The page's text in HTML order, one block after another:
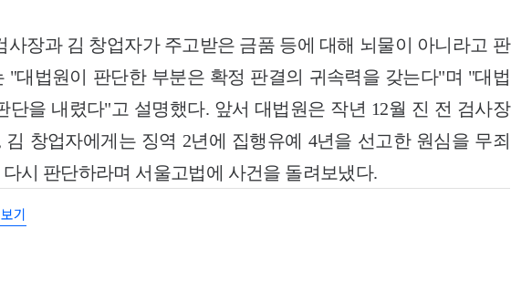
사장과 김 창업자가 주고받은 금품 등에 대해 뇌물이 아니라고 판
"대법원이 판단한 부분은 확정 판결의 귀속력을 갖는다"며 "대법
단을 내렸다"고 설명했다. 앞서 대법원은 작년 12월 진 전 검사장
김 창업자에게는 징역 2년에 집행유예 4년을 선고한 원심을 무죄
시 판단하라며 서울고법에 사건을 돌려보냈다.
기